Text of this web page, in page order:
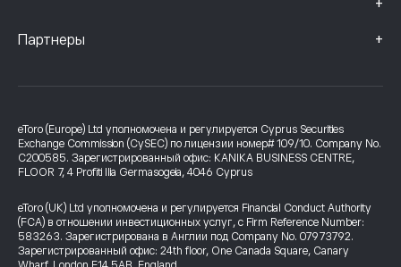
+
Партнеры +
eToro (Europe) Ltd уполномочена и регулируется Cyprus Securities
Exchange Commission (CySEC) по лицензии номер# 109/10. Company No.
C200585. Зарегистрированный офис: KANIKA BUSINESS CENTRE,
FLOOR 7, 4 Profiti Ilia Germasogeia, 4046 Cyprus
eToro (UK) Ltd уполномочена и регулируется Financial Conduct Authority
(FCA) в отношении инвестиционных услуг, с Firm Reference Number:
583263. Зарегистрирована в Англии под Company No. 07973792.
Зарегистрированный офис: 24th floor, One Canada Square, Canary